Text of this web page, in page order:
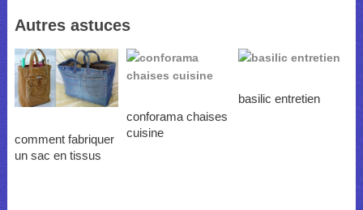
Autres astuces
comment fabriquer
un sac en tissus
conforama chaises
cuisine
basilic entretien